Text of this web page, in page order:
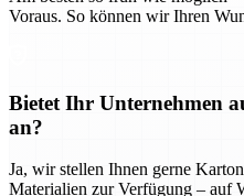
Voraus. So können wir Ihren
Bietet Ihr Unternehmen
an?
Ja, wir stellen Ihnen gerne
Materialien zur Verfügung – auf